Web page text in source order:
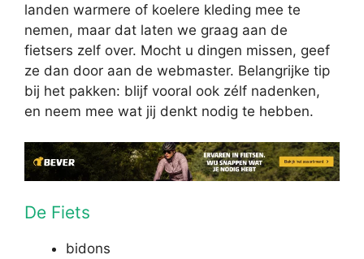
landen warmere of koelere kleding mee te
nemen, maar dat laten we graag aan de
fietsers zelf over. Mocht u dingen missen, geef
ze dan door aan de webmaster. Belangrijke tip
bij het pakken: blijf vooral ook zélf nadenken,
en neem mee wat jij denkt nodig te hebben.
De Fiets
bidons